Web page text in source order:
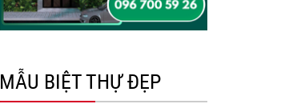
MẪU BIỆT THỰ ĐẸP